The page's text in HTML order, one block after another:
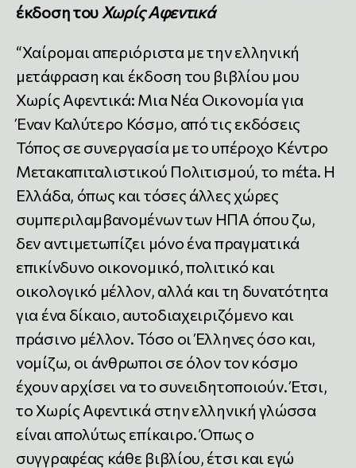
έκδοση του Χωρίς Αφεντικά
“Χαίρομαι απεριόριστα με την ελληνική
μετάφραση και έκδοση του βιβλίου μου
Χωρίς Αφεντικά: Μια Νέα Οικονομία για
Έναν Καλύτερο Κόσμο, από τις εκδόσεις
Τόπος σε συνεργασία με το υπέροχο Κέντρο
Μετακαπιταλιστικού Πολιτισμού, το mέta. Η
Ελλάδα, όπως και τόσες άλλες χώρες
συμπεριλαμβανομένων των ΗΠΑ όπου ζω,
δεν αντιμετωπίζει μόνο ένα πραγματικά
επικίνδυνο οικονομικό, πολιτικό και
οικολογικό μέλλον, αλλά και τη δυνατότητα
για ένα δίκαιο, αυτοδιαχειριζόμενο και
πράσινο μέλλον. Τόσο οι Έλληνες όσο και,
νομίζω, οι άνθρωποι σε όλον τον κόσμο
έχουν αρχίσει να το συνειδητοποιούν. Έτσι,
το Χωρίς Αφεντικά στην ελληνική γλώσσα
είναι απολύτως επίκαιρο. Όπως ο
συγγραφέας κάθε βιβλίου, έτσι και εγώ